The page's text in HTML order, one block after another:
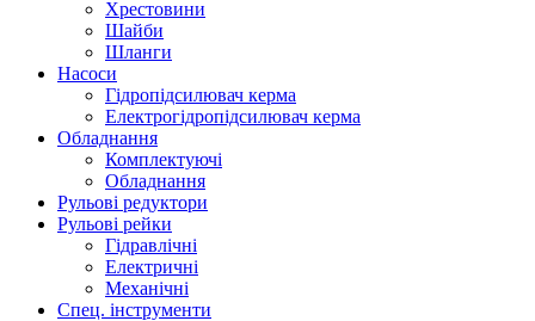
Хрестовини
Шайби
Шланги
Насоси
Гідропідсилювач керма
Електрогідропідсилювач керма
Обладнання
Комплектуючі
Обладнання
Рульові редуктори
Рульові рейки
Гідравлічні
Електричні
Механічні
Спец. інструменти